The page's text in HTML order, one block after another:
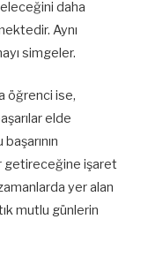
daha
Aynı
simgeler.
öğrenci ise,
elde
getireceğine işaret
yer alan
mutlu günlerin